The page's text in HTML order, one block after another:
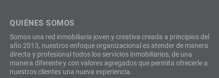
QUIÉNES SOMOS
Somos una red inmobiliaria joven y creativa creada a principios del
año 2013, nuestros enfoque organizacional es atender de manera
directa y profesional todos los servicios inmobiliarios, de una
manera diferente y con valores agregados que permita ofrecerle a
nuestros clientes una nueva experiencia.